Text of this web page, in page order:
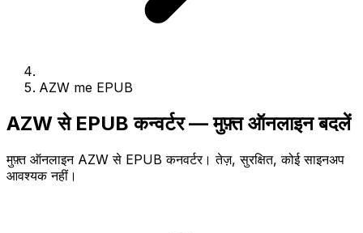
AZW me EPUB
AZW से EPUB कन्वर्टर — मुफ़्त ऑनलाइन बदलें
मुफ़्त ऑनलाइन AZW से EPUB कनवर्टर। तेज़, सुरक्षित, कोई साइनअप
आवश्यक नहीं।